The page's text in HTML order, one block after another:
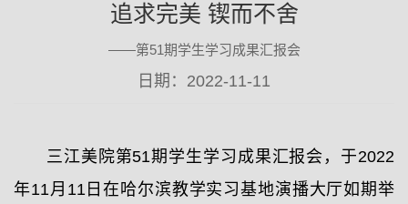
追求完美 锲而不舍
——第51期学生学习成果汇报会
日期：2022-11-11
三江美院第51期学生学习成果汇报会，于2022
年11月11日在哈尔滨教学实习基地演播大厅如期举